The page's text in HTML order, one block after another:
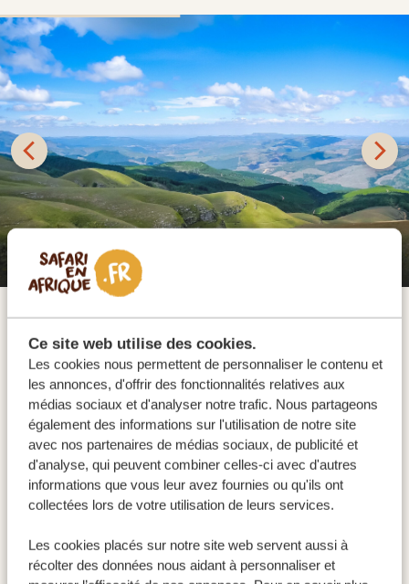
Ce site web utilise des cookies.
Les cookies nous permettent de personnaliser le contenu et
les annonces, d'offrir des fonctionnalités relatives aux
médias sociaux et d'analyser notre trafic. Nous partageons
également des informations sur l'utilisation de notre site
avec nos partenaires de médias sociaux, de publicité et
d'analyse, qui peuvent combiner celles-ci avec d'autres
informations que vous leur avez fournies ou qu'ils ont
collectées lors de votre utilisation de leurs services.
Les cookies placés sur notre site web servent aussi à
récolter des données nous aidant à personnaliser et
Trajet de Johannesburg à Hazyview
Le trajet de l'aéroport international de Johannesburg à
Hazyview s'étend sur 385 kilomètres et dure un peu
moins de 4,5 heures par les autoroutes N12 et N4. Une
fois à Hazyview, vous serez idéalement placé pour
entrer dans le parc national Kruger tôt le lendemain
matin. Après votre installation, détendez-vous avec un
braai sud-africain classique ou visitez Elephant
Whispers dans la réserve de Sandford pour des
rencontres touchantes avec les éléphants ! Une
excellente halte à mi-chemin est le Milly's Café &